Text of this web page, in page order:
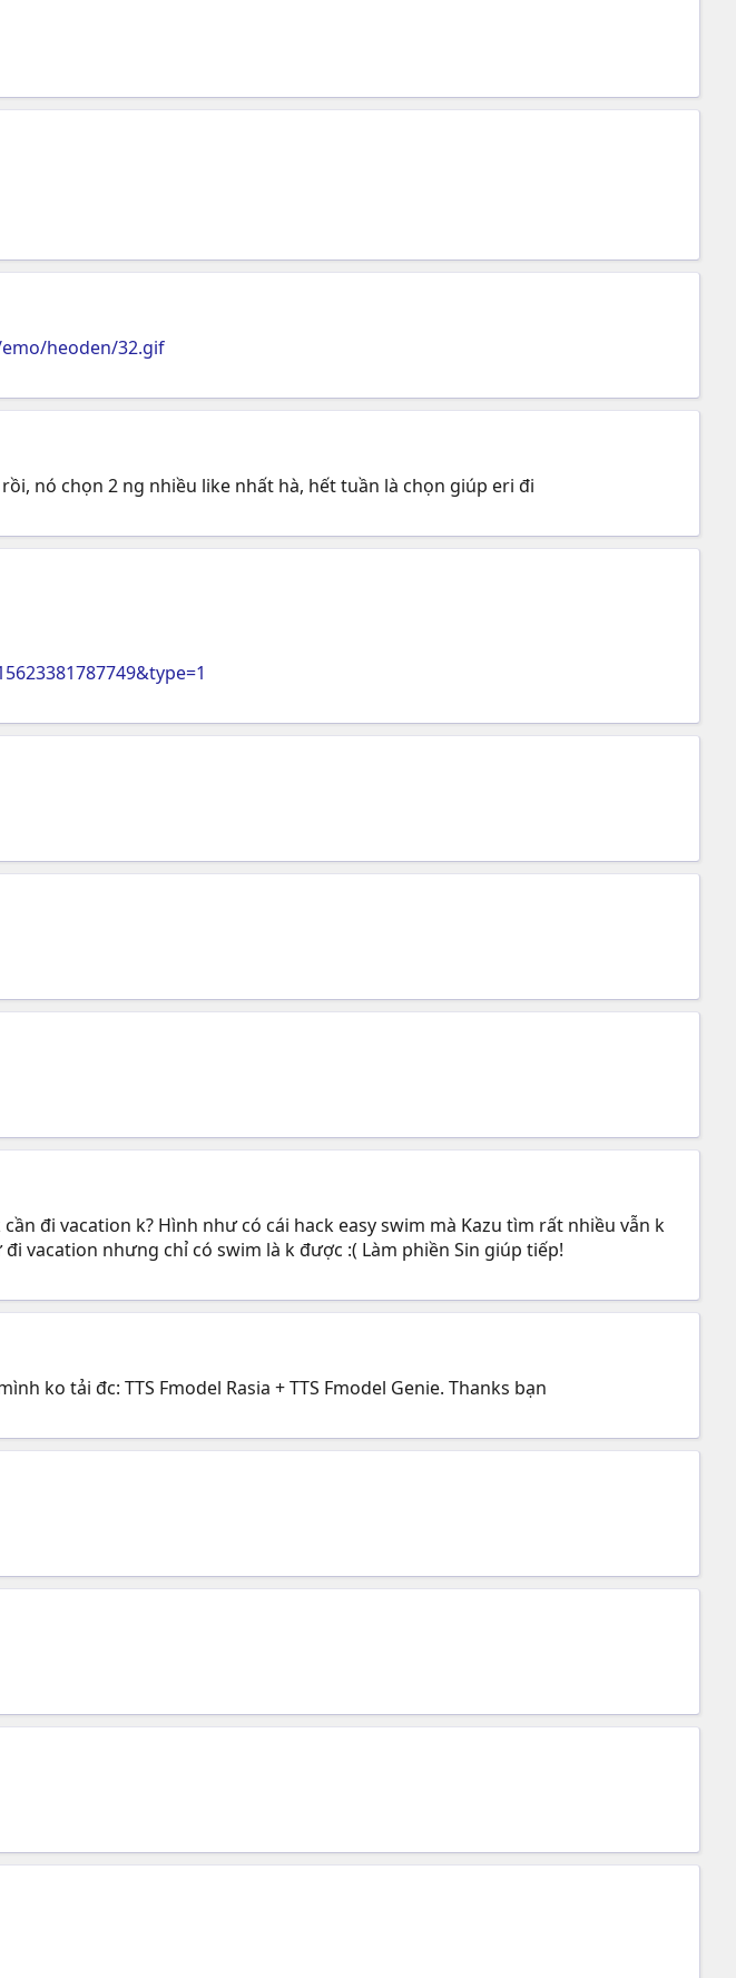
heoden/32.gif
nó chọn 2 ng nhiều like nhất hà, hết tuần là chọn giúp eri đi
đi vacation k? Hình như có cái hack easy swim mà Kazu tìm rất nhiều vẫn k
vacation nhưng chỉ có swim là k được :( Làm phiền Sin giúp tiếp!
ko tải đc: TTS Fmodel Rasia + TTS Fmodel Genie. Thanks bạn